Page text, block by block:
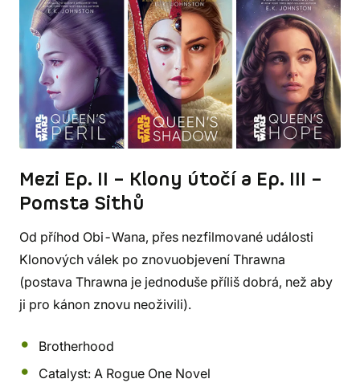
Mezi Ep. II – Klony útočí a Ep. III –
Pomsta Sithů
Od příhod Obi-Wana, přes nezfilmované události
Klonových válek po znovuobjevení Thrawna
(postava Thrawna je jednoduše příliš dobrá, než aby
ji pro kánon znovu neoživili).
Brotherhood
Catalyst: A Rogue One Novel